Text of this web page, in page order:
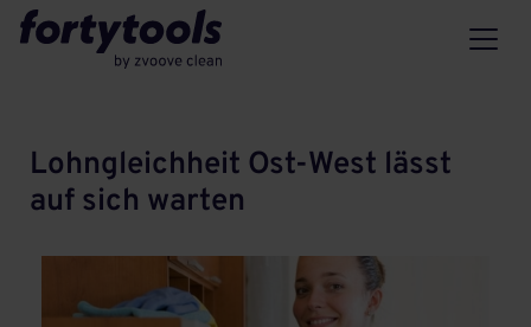
Lohngleichheit Ost-West lässt
auf sich warten